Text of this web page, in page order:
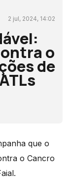
2 jul, 2024, 14:02
o
de
que o
o Cancro